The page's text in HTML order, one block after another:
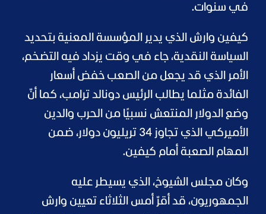
في سنوات.
كيفين وارش الذي يدير المؤسسة المعنية بتحديد
السياسة النقدية، جاء في وقت يزداد فيه التضخم،
الأمر الذي قد يجعل من الصعب خفض أسعار
الفائدة مثلما يطالب الرئيس دونالد ترامب، كما أنّ
وضع الدولار المنتعش نسبيًا من الحرب والدين
الأميركي الذي تجاوز 34 تريليون دولار، ضمن
المهام الصعبة أمام كيفين.
وكان مجلس الشيوخ، الذي يسيطر عليه
الجمهوريون، قد أقرّ أمس الثلاثاء تعيين وارش